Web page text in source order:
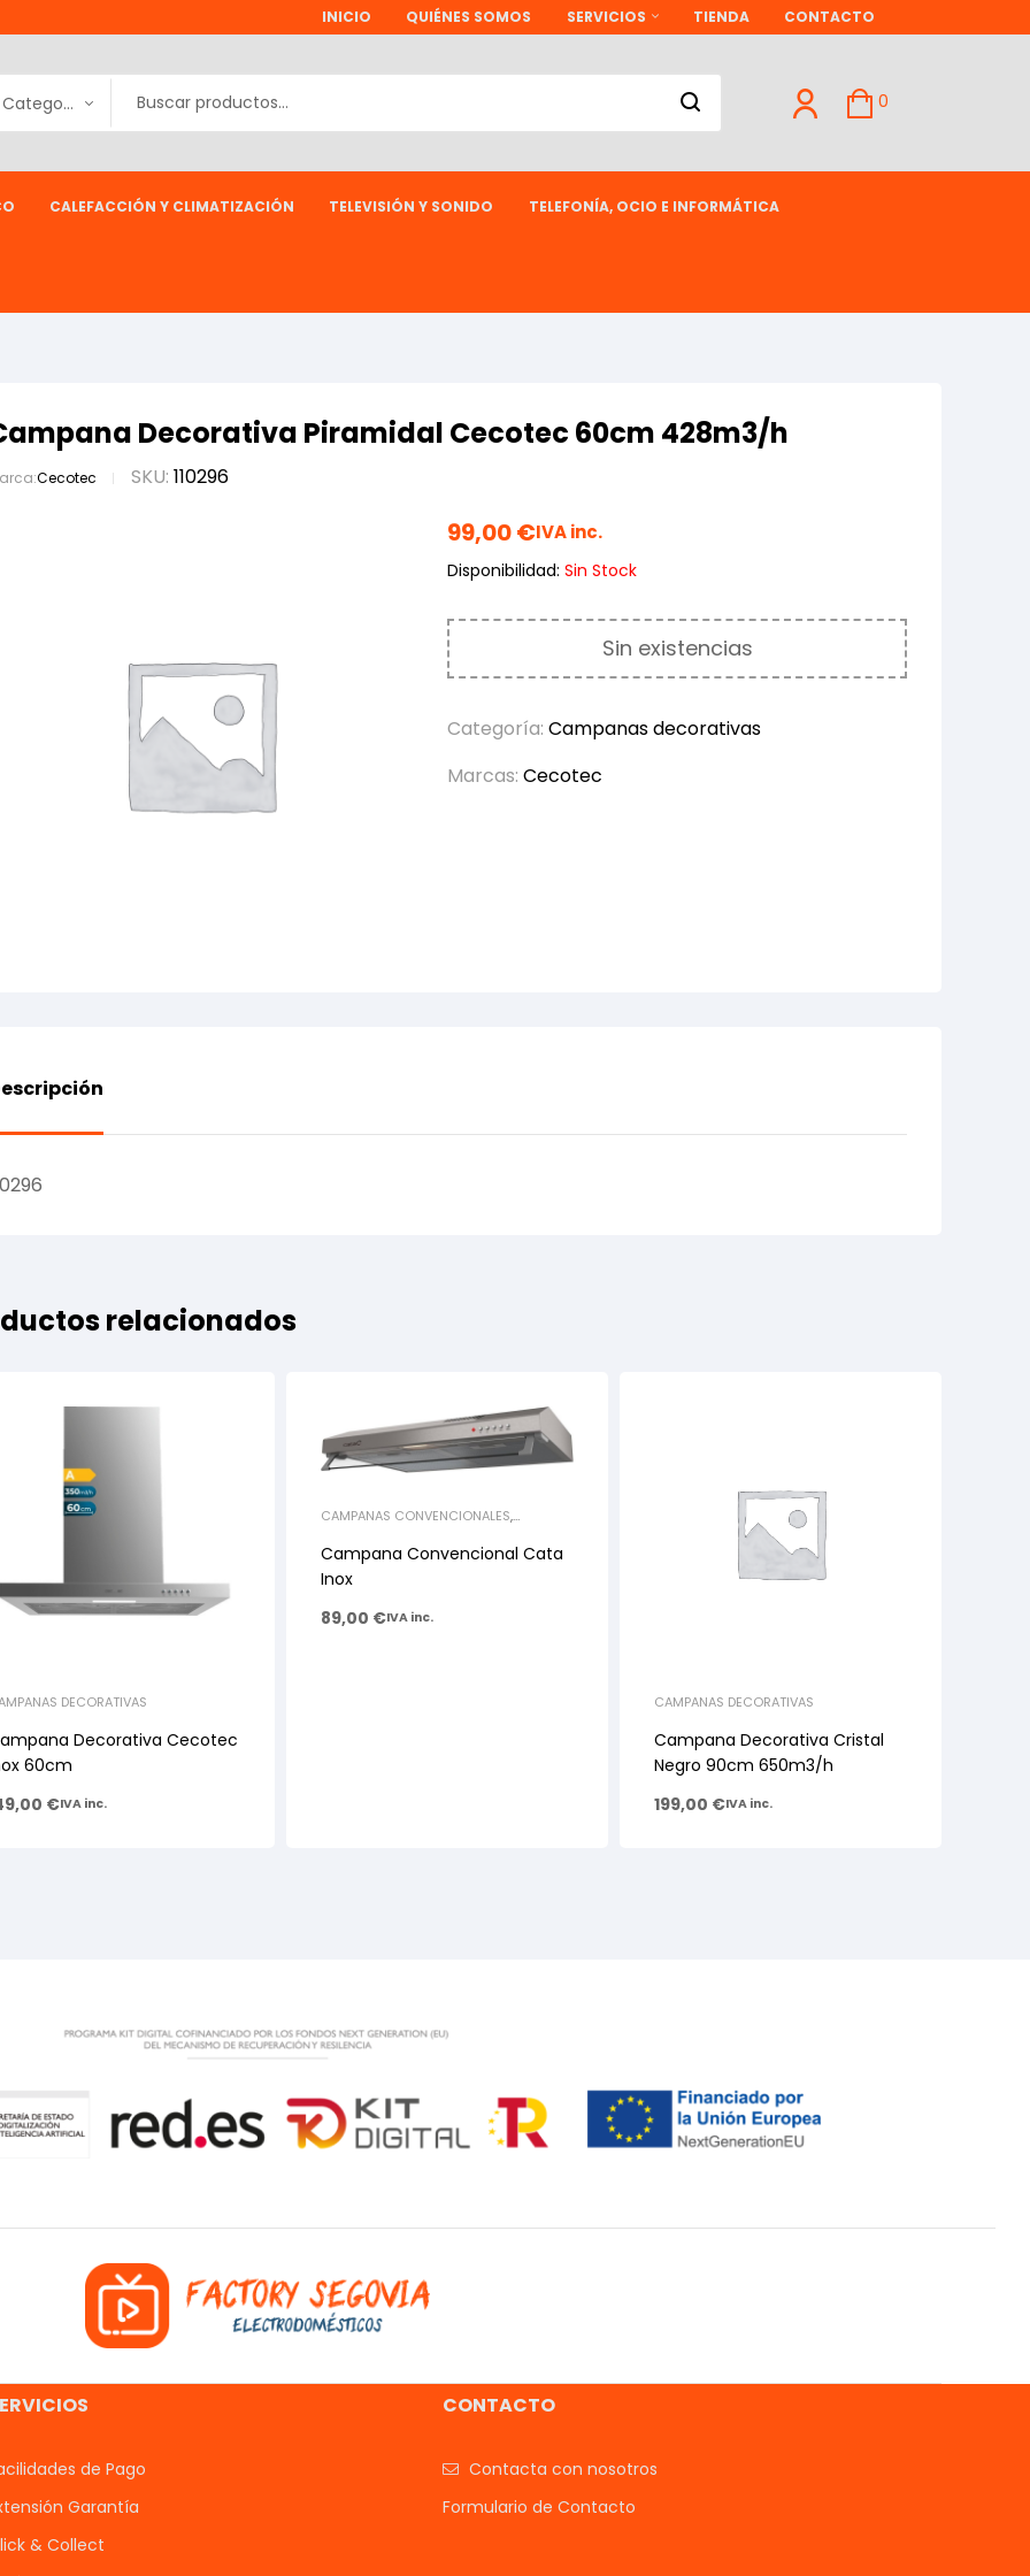
INICIO QUIÉNES SOMOS SERVICIOS TIENDA CONTACTO
Todas las Categorías 0
CALEFACCIÓN Y CLIMATIZACIÓN TELEVISIÓN Y SONIDO TELEFONÍA, OCIO E INFORMÁTICA
Decorativa Piramidal Cecotec 60cm 428m3/h
Cecotec SKU: 110296
99,00€IVA inc.
Disponibilidad: Sin Stock
Sin existencias
Categoría: Campanas decorativas
Marcas: Cecotec
relacionados
DECORATIVAS
Decorativa Cecotec
60cm
€IVA inc.
CAMPANAS CONVENCIONALES,
Campana Convencional Cata
Inox
89,00 €IVA inc.
CAMPANAS DECORATIVAS
Campana Decorativa Cristal
Negro 90cm 650m3/h
199,00 €IVA inc.
de Pago
Garantía
& Collect
CONTACTO
Contacta con nosotros
Formulario de Contacto